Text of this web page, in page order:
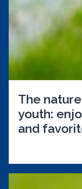
The
youth:
and